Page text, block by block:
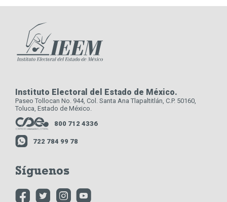
Instituto Electoral del Estado de México.
Paseo Tollocan No. 944, Col. Santa Ana Tlapaltitlán, C.P. 50160,
Toluca, Estado de México.
800 712 4336
722 784 99 78
Síguenos